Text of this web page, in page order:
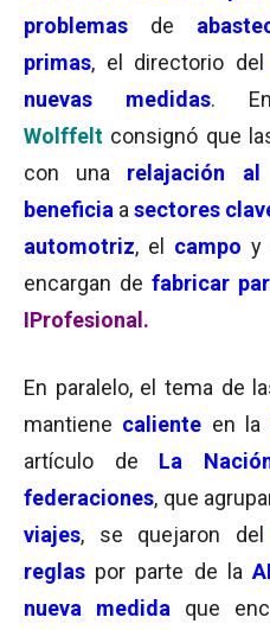
problemas de
primas, el directorio del
nuevas medidas.
Wolffelt consignó que
con una relajación
beneficia asectores
automotriz, el campo y
encargan de fabricar
IProfesional.
En paralelo, el tema de
mantiene caliente en la
artículo de La
federaciones, que
viajes, se quejaron del
reglas por parte de la
nueva medida
que